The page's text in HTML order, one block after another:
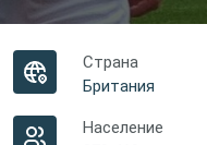
Страна
Британия
Население